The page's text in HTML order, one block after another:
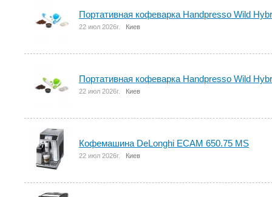
Портативная кофеварка Handpresso Wild
22 июл 2026г. Киев
Портативная кофеварка Handpresso Wild
22 июл 2026г. Киев
Кофемашина DeLonghi ECAM 650.75 MS
22 июл 2026г. Киев